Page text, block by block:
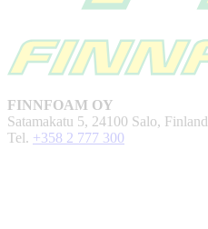
FINNFOAM OY
Satamakatu 5, 24100 Salo, Finland
Tel. +358 2 777 300